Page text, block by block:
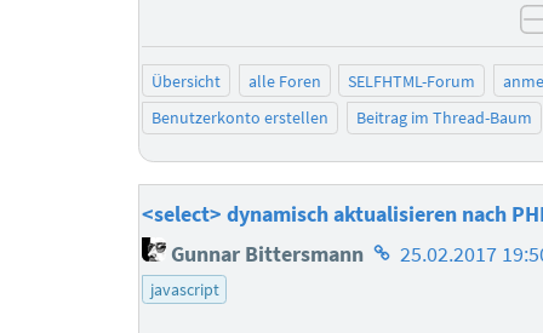
Übersicht alle Foren SELFHTML-Forum
Benutzerkonto erstellen
Beitrag im Thread-Baum
<select> dynamisch aktualisieren nach
Gunnar Bittersmann Homepage
25.02.2017
javascript